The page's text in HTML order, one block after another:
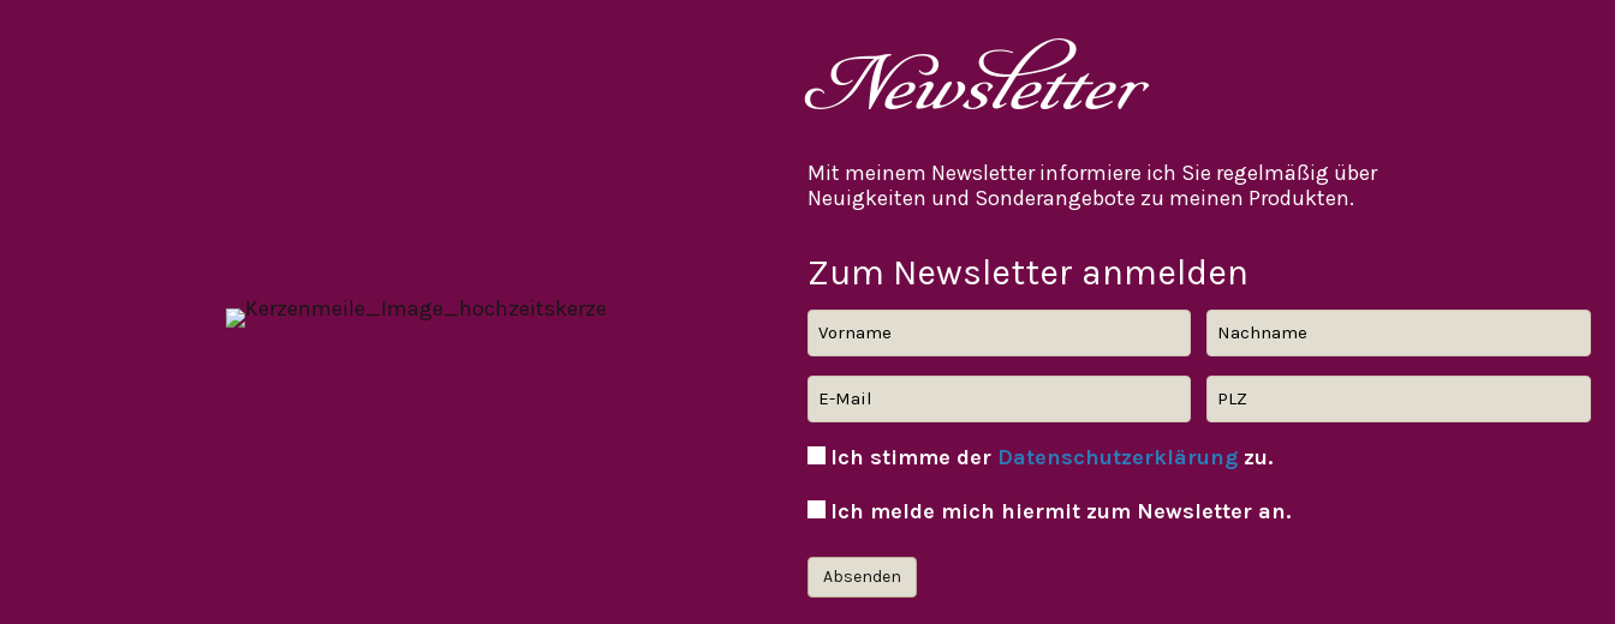
Newsletter
Mit meinem Newsletter informiere ich Sie regelmäßig über
Neuigkeiten und Sonderangebote zu meinen Produkten.
Zum Newsletter anmelden
Ich stimme der Datenschutzerklärung zu.
Ich melde mich hiermit zum Newsletter an.